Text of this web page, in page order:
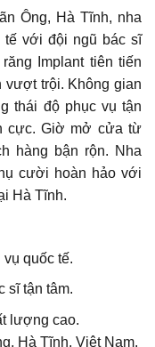
Ông, Hà Tĩnh, nha
tế với đội ngũ bác sĩ
Implant tiên tiến
vượt trội. Không gian
thái độ phục vụ tận
cực. Giờ mở cửa từ
hàng bận rộn. Nha
cười hoàn hảo với
Hà Tĩnh.
quốc tế.
sĩ tận tâm.
lượng cao.
Hà Tĩnh, Việt Nam.